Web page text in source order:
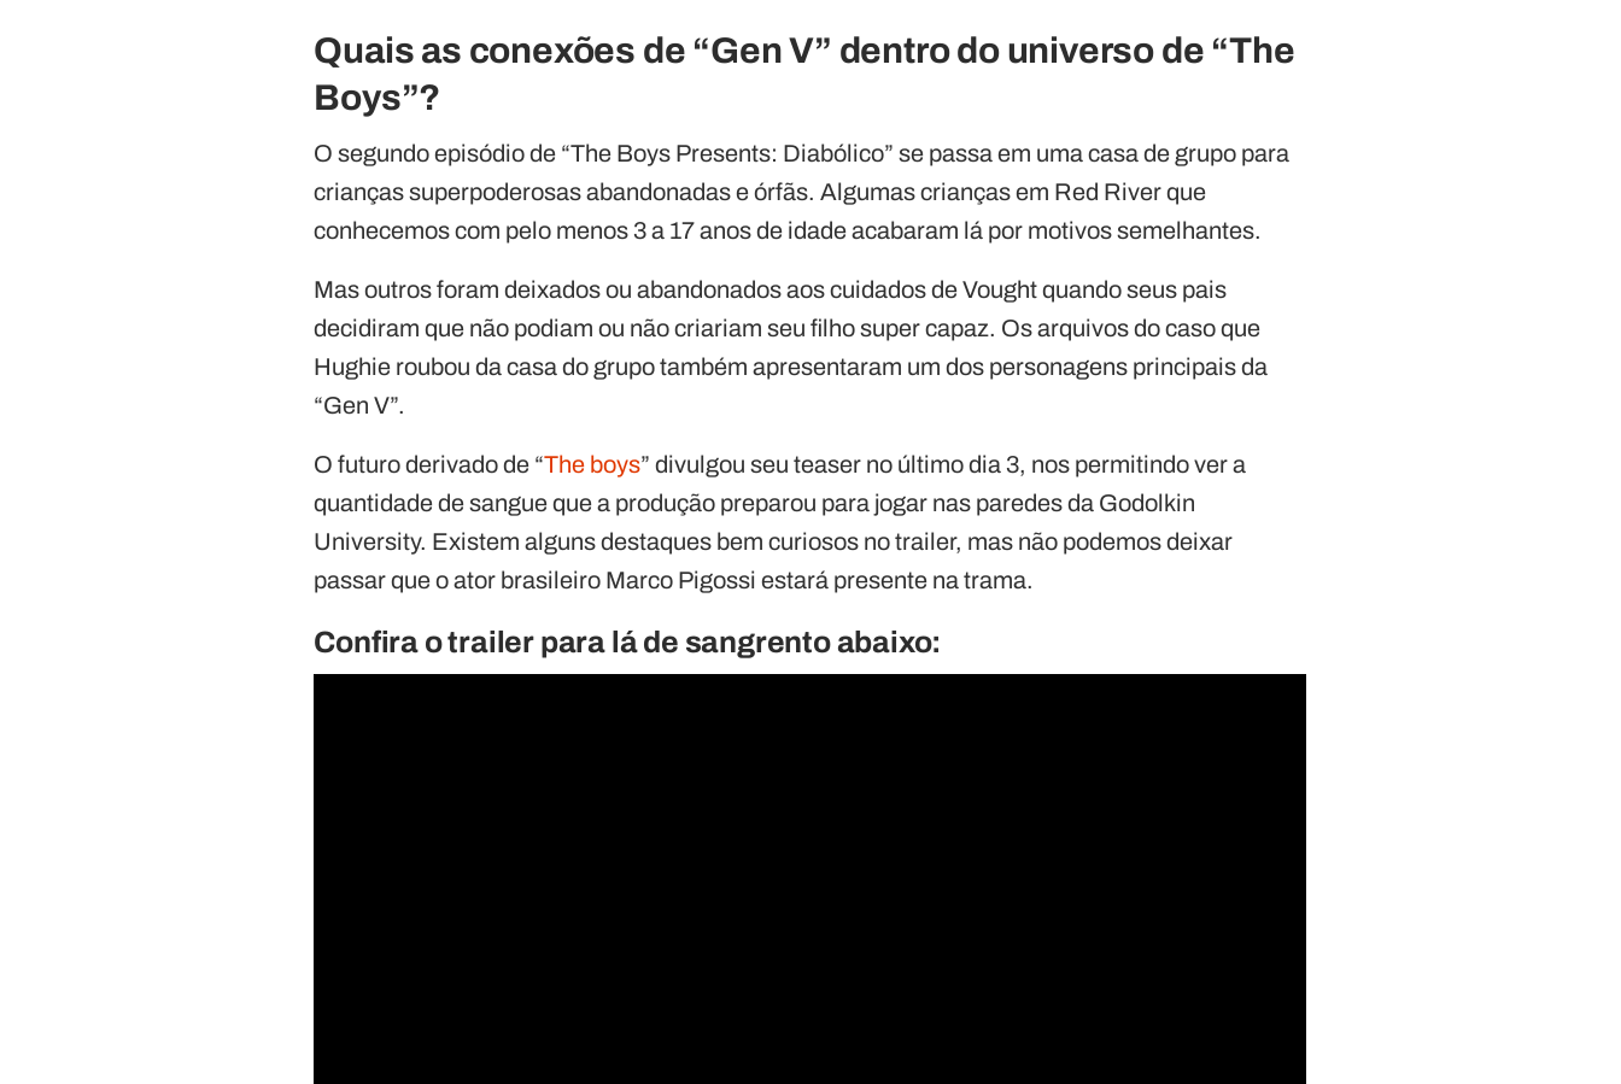
Quais as conexões de “Gen V” dentro do universo de “The
Boys”?
O segundo episódio de “The Boys Presents: Diabólico” se passa em uma casa de grupo para
crianças superpoderosas abandonadas e órfãs.Algumas crianças em Red River que
conhecemos com pelo menos 3 a 17 anos de idade acabaram lá por motivos semelhantes.
Mas outros foram deixados ou abandonados aos cuidados de Vought quando seus pais
decidiram que não podiam ou não criariam seu filho super capaz. Os arquivos do caso que
Hughie roubou da casa do grupo também apresentaram um dos personagens principais da
“Gen V”.
O futuro derivado de “The boys” divulgou seu teaser no último dia 3, nos permitindo ver a
quantidade de sangue que a produção preparou para jogar nas paredes da Godolkin
University. Existem alguns destaques bem curiosos no trailer, mas não podemos deixar
passar que o ator brasileiro Marco Pigossi estará presente na trama.
Confira o trailer para lá de sangrento abaixo: